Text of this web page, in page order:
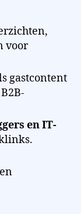
voor
gastcontent
en IT-